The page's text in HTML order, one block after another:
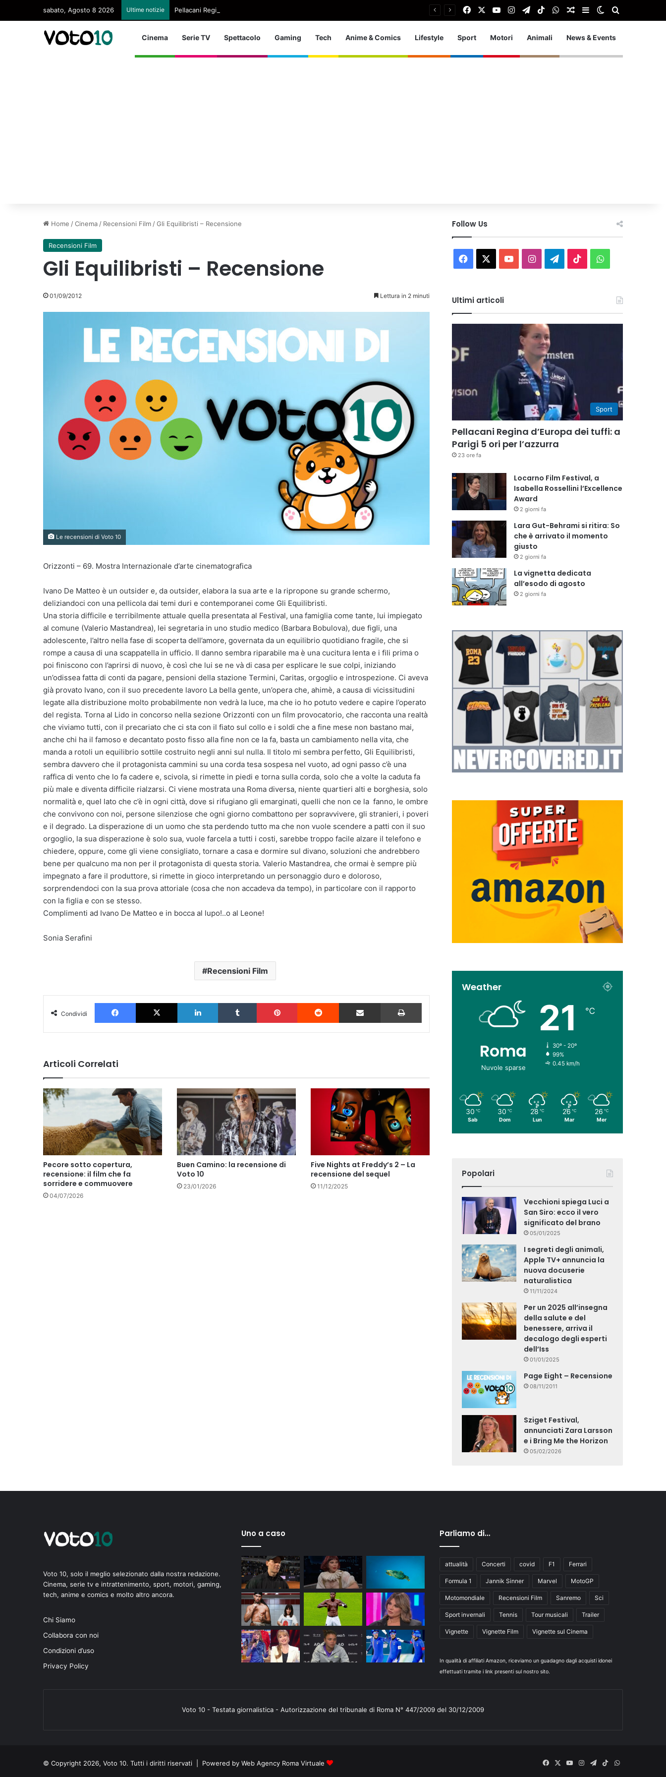
sabato, Agosto 8 2026 Ultime notizie Pellacani Regina d’Europa dei tuffi: a Parigi 5 ori per l’azzurra FacebookYou TubeInstagram
TelegramTikTokWhatsApp
Articolo Random
Barra laterale
Cambia aspetto
Cinema Serie TV Spettacolo Gaming Tech Anime & Comics Lifestyle Sport Motori Animali News & Events
Home /Cinema / Recensioni Film /Gli Equilibristi – Recensione
Recensioni Film
Gli Equilibristi – Recensione
01/09/2012 Lettura in 2 minuti
Le recensioni di Voto 10
Orizzonti – 69. Mostra Internazionale d’arte cinematografica
Ivano De Matteo è un outsider e, da outsider, elabora la sua arte e la ripropone su grande schermo,
deliziandoci con una pellicola dai temi duri e contemporanei come Gli Equilibristi.
Una storia difficile e terribilmente attuale quella presentata al Festival, una famiglia come tante, lui impiegato
al comune (Valerio Mastandrea), lei segretaria in uno studio medico (Barbara Bobulova), due figli, una
adolescente, l’altro nella fase di scoperta dell’amore, governata da un equilibrio quotidiano fragile, che si
rompe a causa di una scappatella in ufficio. Il danno sembra riparabile ma è una cucitura lenta e i fili prima o
poi finiscono con l’aprirsi di nuovo, è così che lui se ne và di casa per esplicare le sue colpi, iniziando
un’odissea fatta di conti da pagare, pensioni della stazione Termini, Caritas, orgoglio e introspezione. Ci aveva
già provato Ivano, con il suo precedente lavoro La bella gente, un’opera che, ahimè, a causa di vicissitudini
legate alla distribuzione molto probabilmente non vedrà la luce, ma che io ho potuto vedere e capire l’operato
del regista. Torna al Lido in concorso nella sezione Orizzonti con un film provocatorio, che racconta una realtà
che viviamo tutti, con il precariato che ci sta con il fiato sul collo e i soldi che a fine mese non bastano mai,
anche chi ha il famoso e decantato posto fisso alla fine non ce la fa, basta un cambiamento nella vita, che
manda a rotoli un equilibrio sottile costruito negli anni sul nulla. Il titolo mi sembra perfetto, Gli Equilibristi,
sembra davvero che il protagonista cammini su una corda tesa sospesa nel vuoto, ad ogni passo c’è una
raffica di vento che lo fa cadere e, scivola, si rimette in piedi e torna sulla corda, solo che a volte la caduta fa
più male e diventa difficile rialzarsi. Ci viene mostrata una Roma diversa, niente quartieri alti e borghesia, solo
normalità e, quel lato che c’è in ogni città, dove si rifugiano gli emarginati, quelli che non ce la fanno, le ombre
che convivono con noi, persone silenziose che ogni giorno combattono per sopravvivere, gli stranieri, i poveri
e il degrado. La disperazione di un uomo che sta perdendo tutto ma che non vuole scendere a patti con il suo
orgoglio, la sua disperazione è solo sua, vuole farcela a tutti i costi, sarebbe troppo facile alzare il telefono e
chiedere, oppure, come gli viene consigliato, tornare a casa e dormire sul divano, soluzioni che andrebbero
bene per qualcuno ma non per il protagonista di questa storia. Valerio Mastandrea, che ormai è sempre più
impegnato a fare il produttore, si rimette in gioco interpretando un personaggio duro e doloroso,
sorprendendoci con la sua prova attoriale (cosa che non accadeva da tempo), in particolare con il rapporto
con la figlia e con se stesso.
Complimenti ad Ivano De Matteo e in bocca al lupo!..o al Leone!
Sonia Serafini
Recensioni Film
Condividi
Facebook X LinkedIn Tumblr Pinterest Reddit Condividi via Email Stampa
Articoli Correlati
Pecore sotto copertura,
recensione: il film che fa
sorridere e commuovere
04/07/2026
Buen Camino: la recensione di
Voto 10
23/01/2026
Five Nights at Freddy’s 2 – La
recensione del sequel
11/12/2025
Follow Us
Facebook You InstagramTelegram
TikTokWhatsApp
Ultimi articoli
Sport
Pellacani Regina d’Europa dei tuffi: a
Parigi 5 ori per l’azzurra
23 ore fa
Locarno Film Festival, a
Isabella Rossellini l’Excellence
Award
2 giorni fa
Lara Gut-Behrami si ritira: So
che è arrivato il momento
giusto
2 giorni fa
La vignetta dedicata
all’esodo di agosto
2 giorni fa
Weather
Roma
Nuvole sparse
21 ℃
30º - 20º
99%
0.45 km/h
30 ℃
Sab
30 ℃
Dom
28 ℃
Lun
26 ℃
Mar
26 ℃
Mer
Popolari
Vecchioni spiega Luci a
San Siro: ecco il vero
significato del brano
05/01/2025
I segreti degli animali,
Apple TV+ annuncia la
nuova docuserie
naturalistica
11/11/2024
Per un 2025 all’insegna
della salute e del
benessere, arriva il
decalogo degli esperti
dell’Iss
01/01/2025
Page Eight – Recensione
08/11/2011
Sziget Festival,
annunciati Zara Larsson
e i Bring Me the Horizon
05/02/2026
Voto 10, solo il meglio selezionato dalla nostra redazione.
Cinema, serie tv e intrattenimento, sport, motori, gaming,
tech, anime e comics e molto altro ancora.
Chi Siamo
Collabora con noi
Condizioni d’uso
Privacy Policy
Uno a caso Parliamo di…
attualità Concerti covid F1 Ferrari
Formula 1 Jannik Sinner Marvel MotoGP
Motomondiale Recensioni Film Sanremo Sci
Sport invernali Tennis Tour musicali Trailer
Vignette Vignette Film Vignette sul Cinema
In qualità di affiliati Amazon, riceviamo un guadagno dagli acquisti idonei
effettuati tramite i link presenti sul nostro sito.
Voto 10 - Testata giornalistica - Autorizzazione del tribunale di Roma N° 447/2009 del 30/12/2009
© Copyright 2026, Voto 10. Tutti i diritti riservati | Powered by Web Agency Roma Virtuale Facebook
X
YouInstagram
Telegram
TikTokWhatsApp